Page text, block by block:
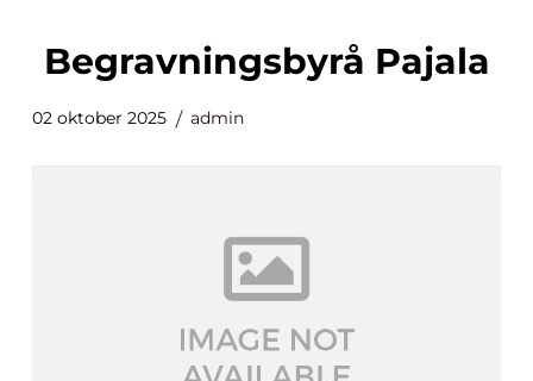
begravningsbyrå Pajala
02 oktober 2025 admin